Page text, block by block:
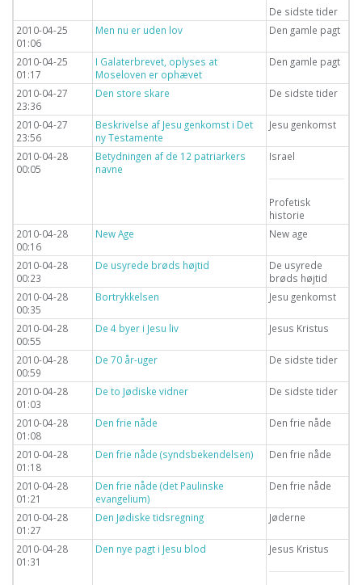
De sidste tider
2010-04-25
01:06
Men nu er uden lov Den gamle pagt
2010-04-25
01:17
I Galaterbrevet, oplyses at
Moseloven er ophævet
Den gamle pagt
2010-04-27
23:36
Den store skare De sidste tider
2010-04-27
23:56
Beskrivelse af Jesu genkomst i Det
ny Testamente
Jesu genkomst
2010-04-28
00:05
Betydningen af de 12 patriarkers
navne
Israel
Profetisk
historie
2010-04-28
00:16
New Age New age
2010-04-28
00:23
De usyrede brøds højtid
De usyrede
brøds højtid
2010-04-28
00:35
Bortrykkelsen Jesu genkomst
2010-04-28
00:55
De 4 byer i Jesu liv Jesus Kristus
2010-04-28
00:59
De 70 år-uger De sidste tider
2010-04-28
01:03
De to Jødiske vidner De sidste tider
2010-04-28
01:08
Den frie nåde Den frie nåde
2010-04-28
01:18
Den frie nåde (syndsbekendelsen) Den frie nåde
2010-04-28
01:21
Den frie nåde (det Paulinske
evangelium)
Den frie nåde
2010-04-28
01:27
Den Jødiske tidsregning Jøderne
2010-04-28
01:31
Den nye pagt i Jesu blod Jesus Kristus